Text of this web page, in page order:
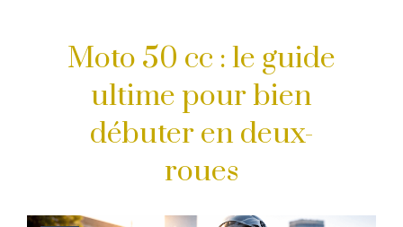
Moto 50 cc : le guide
ultime pour bien
débuter en deux-
roues